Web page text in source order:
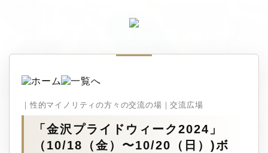
｜性的マイノリティの方々の交流の場｜交流広場
「金沢プライドウィーク2024」
（10/18（金）〜10/20（日）)ボ